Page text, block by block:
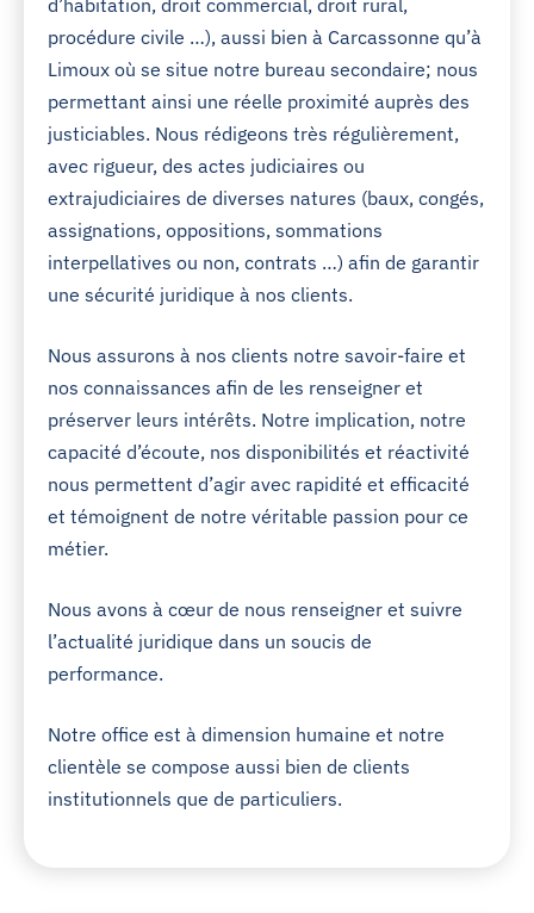
procédure civile …), aussi bien à Carcassonne qu’à
Limoux où se situe notre bureau secondaire; nous
permettant ainsi une réelle proximité auprès des
justiciables. Nous rédigeons très régulièrement,
avec rigueur, des actes judiciaires ou
extrajudiciaires de diverses natures (baux, congés,
assignations, oppositions, sommations
interpellatives ou non, contrats …) afin de garantir
une sécurité juridique à nos clients.
Nous assurons à nos clients notre savoir-faire et
nos connaissances afin de les renseigner et
préserver leurs intérêts. Notre implication, notre
capacité d’écoute, nos disponibilités et réactivité
nous permettent d’agir avec rapidité et efficacité
et témoignent de notre véritable passion pour ce
métier.
Nous avons à cœur de nous renseigner et suivre
l’actualité juridique dans un soucis de
performance.
Notre office est à dimension humaine et notre
clientèle se compose aussi bien de clients
institutionnels que de particuliers.